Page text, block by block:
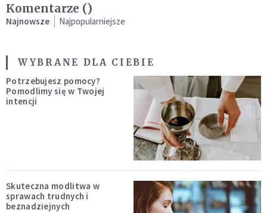
Komentarze ()
Najnowsze Najpopularniejsze
WYBRANE DLA CIEBIE
Potrzebujesz pomocy?
Pomodlimy się w Twojej
intencji
Skuteczna modlitwa w
sprawach trudnych i
beznadziejnych